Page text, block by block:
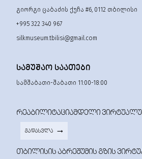
გიორგი ცაბაძის ქუჩა #6, 0112 თბილისი
+995 322 340 967
silkmuseum.tbilisi@gmail.com
ᲡᲐᲛᲣᲨᲐᲝ ᲡᲐᲐᲗᲔᲑᲘ
სამშაბათი-შაბათი 11:00-18:00
ᲠᲔᲐᲑᲘᲚᲘᲢᲐᲪᲘᲐᲛᲓᲔᲚᲘ
ᲒᲐᲓᲐᲡᲕᲚᲐ
ᲗᲑᲘᲚᲘᲡᲘᲡ ᲐᲑᲠᲔᲨᲣᲛᲘᲡ ᲒᲖᲘᲡ